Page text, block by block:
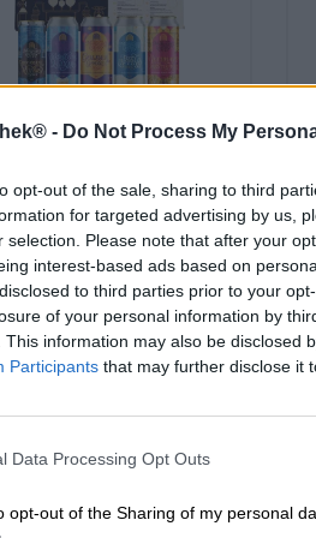
- Do Not Process My
opt-out of the sale, sharing to third
for targeted advertising by us,
selection. Please note that after your
interest-based ads based on
to third parties prior to your
of your personal information by
This information may also be disclosed
Participants that may further disclose it
Data Processing Opt Outs
opt-out of the Sharing of my personal
liquids gift
box
Vault City
€ 38,29 € 43,39
1 St. - € 38,29 / St.
Uitverkocht
4,34